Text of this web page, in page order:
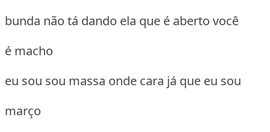
bunda não tá dando ela que é aberto você
é macho
eu sou sou massa onde cara já que eu sou
março